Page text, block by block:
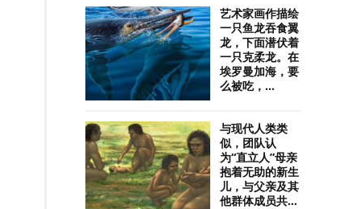
艺术家画作描绘
一只鱼龙吞食翼
龙，下面潜伏着
一只克柔龙。在
埃罗曼加海，要
么被吃，...
与现代人类类
似，团队认
为“直立人”母亲
抱着无助的新生
儿，与父亲及其
他群体成员共...